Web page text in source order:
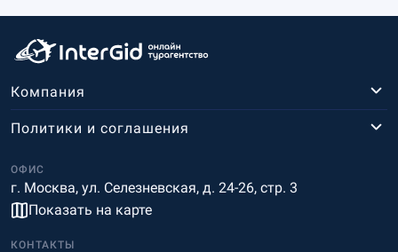
Компания
ОФИС
г. Москва, ул. Селезневская, д. 24-26, стр. 3
Показать на карте
Политики и соглашения
КОНТАКТЫ